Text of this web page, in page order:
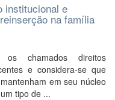
institucional e
na família
os chamados direitos
e considera-se que
em seu núcleo
tipo de ...